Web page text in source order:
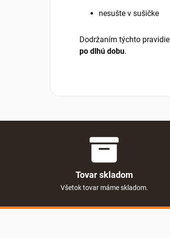
nesušte v sušičke
Dodržaním týchto
po dlhú dobu.
Tovar skladom
Všetok tovar máme skladom.